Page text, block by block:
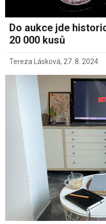
Do aukce jde
20 000 kusů
Tereza Lásková, 27. 8. 2024